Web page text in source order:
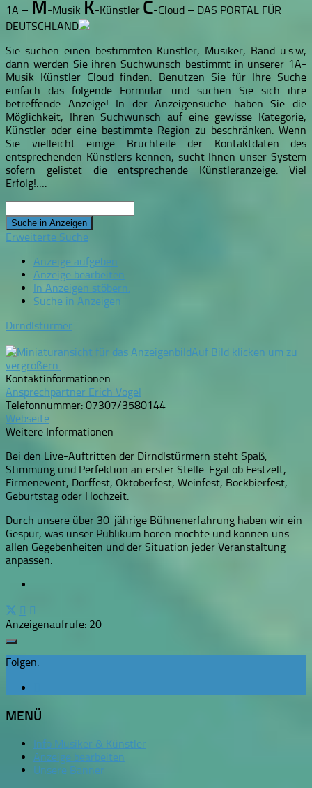
1A – M-Musik K-Künstler C-Cloud – DAS PORTAL FÜR
DEUTSCHLAND
Sie suchen einen bestimmten Künstler, Musiker, Band u.s.w,
dann werden Sie ihren Suchwunsch bestimmt in unserer 1A-
Musik Künstler Cloud finden. Benutzen Sie für Ihre Suche
einfach das folgende Formular und suchen Sie sich ihre
betreffende Anzeige! In der Anzeigensuche haben Sie die
Möglichkeit, Ihren Suchwunsch auf eine gewisse Kategorie,
Künstler oder eine bestimmte Region zu beschränken. Wenn
Sie vielleicht einige Bruchteile der Kontaktdaten des
entsprechenden Künstlers kennen, sucht Ihnen unser System
sofern gelistet die entsprechende Künstleranzeige. Viel
Erfolg!….
nach:
Erweiterte Suche
Anzeige aufgeben
Anzeige bearbeiten
In Anzeigen stöbern.
Suche in Anzeigen
Dirndlstürmer
Auf Bild klicken um zu
vergrößern.
Kontaktinformationen
Ansprechpartner Erich Vogel
Telefonnummer: 07307/3580144
Webseite
Weitere Informationen
Bei den Live-Auftritten der Dirndlstürmern steht Spaß,
Stimmung und Perfektion an erster Stelle. Egal ob Festzelt,
Firmenevent, Dorffest, Oktoberfest, Weinfest, Bockbierfest,
Geburtstag oder Hochzeit.
Durch unsere über 30-jährige Bühnenerfahrung haben wir ein
Gespür, was unser Publikum hören möchte und können uns
allen Gegebenheiten und der Situation jeder Veranstaltung
anpassen.
Anzeigenaufrufe: 20
Folgen:
MENÜ
Info Musiker & Künstler
Anzeige bearbeiten
Unsere Banner